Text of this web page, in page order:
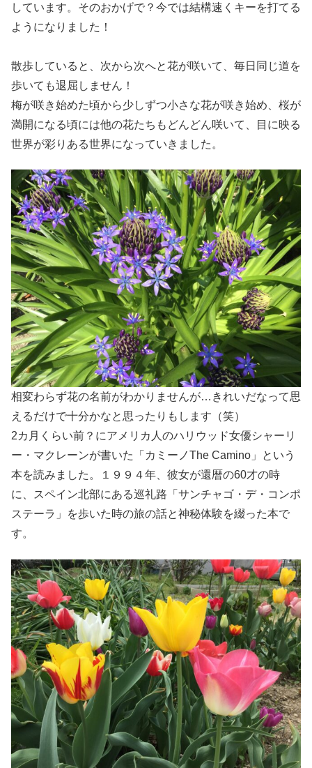
しています。そのおかげで？今では結構速くキーを打てる
ようになりました！
散歩していると、次から次へと花が咲いて、毎日同じ道を
歩いても退屈しません！
梅が咲き始めた頃から少しずつ小さな花が咲き始め、桜が
満開になる頃には他の花たちもどんどん咲いて、目に映る
世界が彩りある世界になっていきました。
相変わらず花の名前がわかりませんが…きれいだなって思
えるだけで十分かなと思ったりもします（笑）
2カ月くらい前？にアメリカ人のハリウッド女優シャーリ
ー・マクレーンが書いた「カミーノThe Camino」という
本を読みました。１９９４年、彼女が還暦の60才の時
に、スペイン北部にある巡礼路「サンチャゴ・デ・コンポ
ステーラ」を歩いた時の旅の話と神秘体験を綴った本で
す。